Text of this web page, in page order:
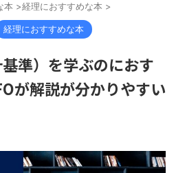
本 >経理におすすめな本 >
経理におすすめな本
基準）を学ぶのにおす
が解説が分かりやすい